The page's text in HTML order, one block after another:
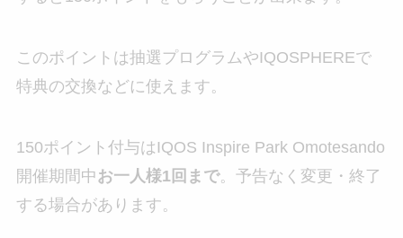
このポイントは抽選プログラムやIQOSPHEREで
特典の交換などに使えます。
150ポイント付与はIQOS Inspire Park Omotesando
開催期間中 お一人様1回まで。予告なく変更・終了
する場合があります。